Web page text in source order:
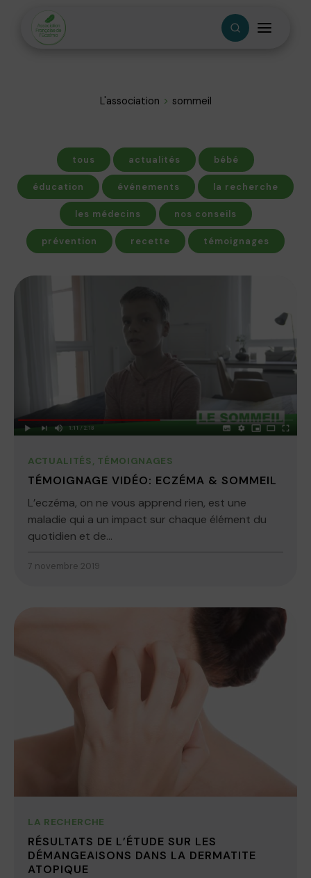
L'association sommeil
tous actualités bébé
éducation événements la recherche
les médecins nos conseils
prévention recette témoignages
ACTUALITÉS, TÉMOIGNAGES
TÉMOIGNAGE VIDÉO: ECZÉMA & SOMMEIL
L’eczéma, on ne vous apprend rien, est une
maladie qui a un impact sur chaque élément du
quotidien et de...
7 novembre 2019
LA RECHERCHE
RÉSULTATS DE L’ÉTUDE SUR LES
DÉMANGEAISONS DANS LA DERMATITE
ATOPIQUE